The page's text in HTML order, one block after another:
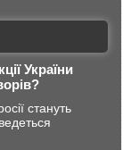
України
стануть